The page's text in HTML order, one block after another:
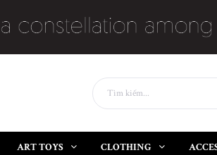
ART TOYS CLOTHING